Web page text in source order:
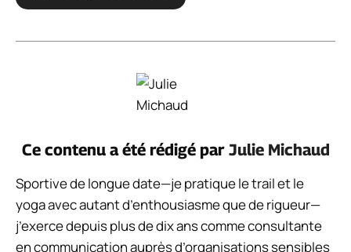
Ce contenu a été rédigé par Julie Michaud
Sportive de longue date—je pratique le trail et le
yoga avec autant d’enthousiasme que de rigueur—
j’exerce depuis plus de dix ans comme consultante
en communication auprès d’organisations sensibles